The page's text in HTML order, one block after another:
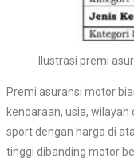
Ilustrasi premi
Premi asuransi motor
kendaraan, usia,
sport dengan harga di
tinggi dibanding motor